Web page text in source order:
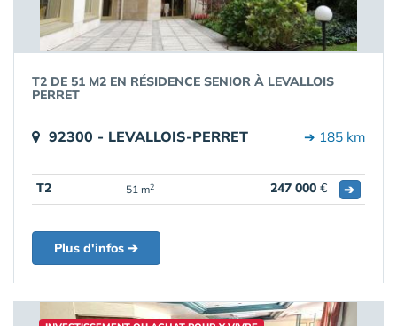
T2 DE 51 M2 EN RÉSIDENCE SENIOR À LEVALLOIS
PERRET
92300 - LEVALLOIS-PERRET ➔ 185 km
T2 51 m2 247 000 € ➔
Plus d'infos ➔